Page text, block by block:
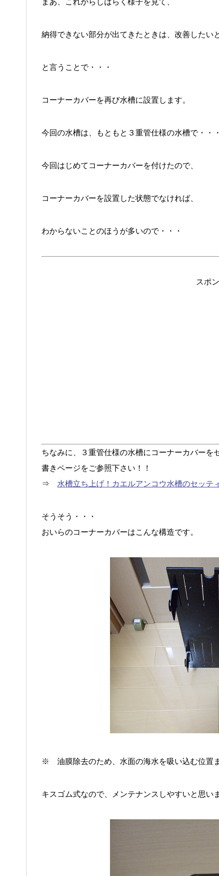
まあ、これからしばらく様子を見て、
納得できない部分が出てきたときは、改善したい
と言うことで・・・
コーナーカバーを再び水槽に設置します。
今回の水槽は、もともと３重管仕様の水槽で・・
今回はじめてコーナーカバーを付けたので、
コーナーカバーを設置した状態でなければ、
わからないことのほうが多いので・・・
スポ
ちなみに、３重管仕様の水槽にコーナーカバーを
書きページをご参照下さい！！
⇒ 水槽立ち上げ！カエルアンコウ水槽のセッテ
そうそう・・・
おいらのコーナーカバーはこんな構造です。
※ 油膜除去のため、水面の海水を吸い込む位置
キスゴム式なので、メンテナンスしやすいと思い